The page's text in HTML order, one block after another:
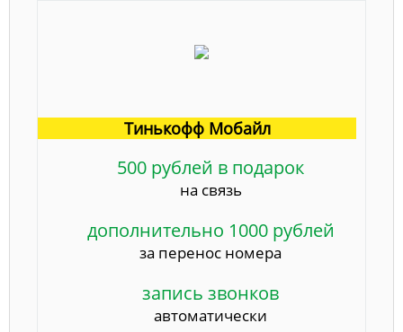
Тинькофф Мобайл
500 рублей в подарок
на связь
дополнительно 1000 рублей
за перенос номера
запись звонков
автоматически